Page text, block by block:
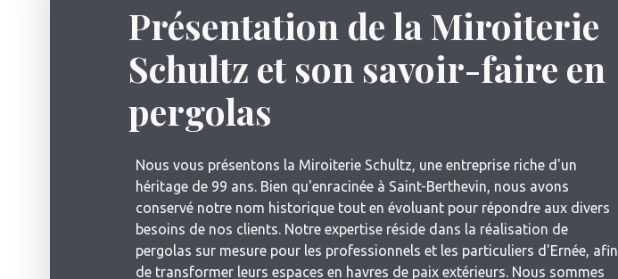
Présentation de la Miroiterie
Schultz et son savoir-faire en
pergolas
Nous vous présentons la Miroiterie Schultz, une entreprise riche d'un
héritage de 99 ans. Bien qu'enracinée à Saint-Berthevin, nous avons
conservé notre nom historique tout en évoluant pour répondre aux divers
besoins de nos clients. Notre expertise réside dans la réalisation de
pergolas sur mesure pour les professionnels et les particuliers d'Ernée, afin
de transformer leurs espaces en havres de paix extérieurs. Nous sommes